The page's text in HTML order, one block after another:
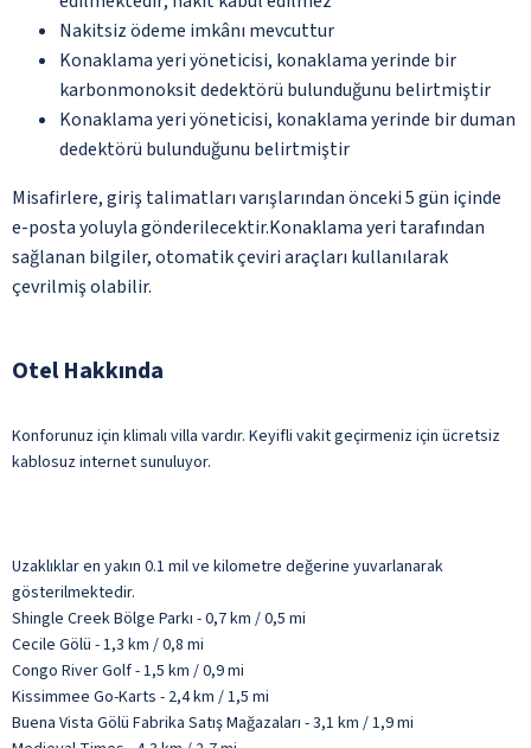
Nakitsiz ödeme imkânı mevcuttur
Konaklama yeri yöneticisi, konaklama yerinde bir
karbonmonoksit dedektörü bulunduğunu belirtmiştir
Konaklama yeri yöneticisi, konaklama yerinde bir duman
dedektörü bulunduğunu belirtmiştir
Misafirlere, giriş talimatları varışlarından önceki 5 gün içinde
e-posta yoluyla gönderilecektir.Konaklama yeri tarafından
sağlanan bilgiler, otomatik çeviri araçları kullanılarak
çevrilmiş olabilir.
Otel Hakkında
Konforunuz için klimalı villa vardır. Keyifli vakit geçirmeniz için ücretsiz
kablosuz internet sunuluyor.
Uzaklıklar en yakın 0.1 mil ve kilometre değerine yuvarlanarak
gösterilmektedir.
Shingle Creek Bölge Parkı - 0,7 km / 0,5 mi
Cecile Gölü - 1,3 km / 0,8 mi
Congo River Golf - 1,5 km / 0,9 mi
Kissimmee Go-Karts - 2,4 km / 1,5 mi
Buena Vista Gölü Fabrika Satış Mağazaları - 3,1 km / 1,9 mi